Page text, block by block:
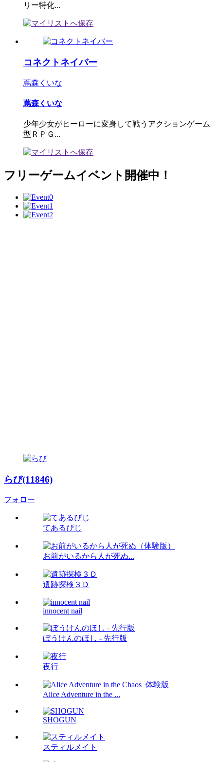
リー特化...
コネクトネイバー
蔦森くいな
蔦森くいな
少年少女がヒーローに変身して戦うアクションゲーム
型ＲＰＧ...
フリーゲームイベント開催中！
らび(11846)
フォロー
てあるぴじ
お前がいるから人が死ぬ...
遺跡探検３Ｄ
innocent nail
ぼうけんのほし - 先行版
夜行
Alice Adventure in the ...
SHOGUN
スティルメイト